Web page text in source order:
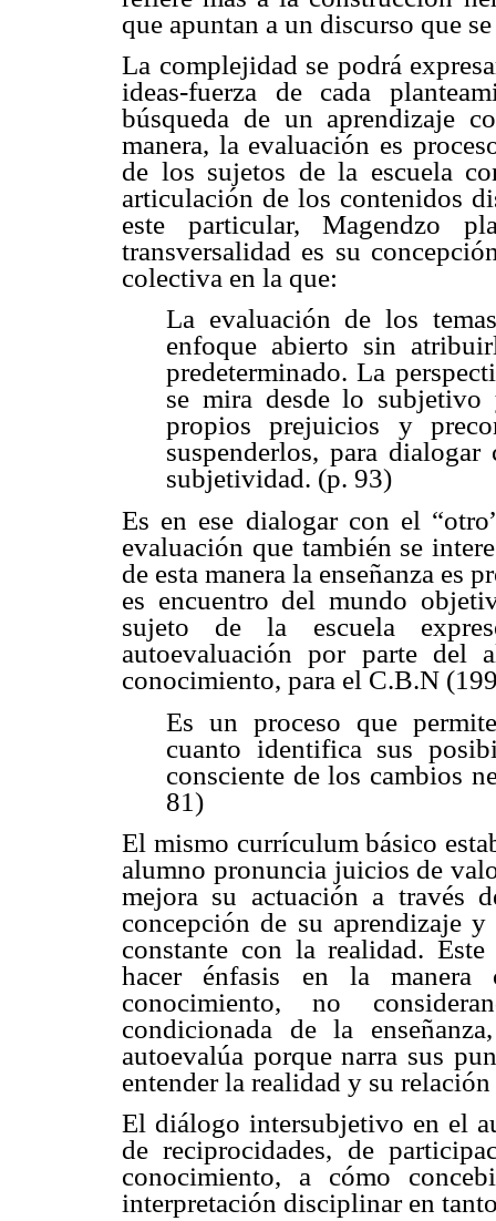
que apuntan a un discurso que
La complejidad se podrá
ideas-fuerza de cada
búsqueda de un aprendizaje
manera, la evaluación es
de los sujetos de la escuela
articulación de los contenidos
este particular, Magendzo
transversalidad es su
colectiva en la que:
La evaluación de los
enfoque abierto sin
predeterminado. La
se mira desde lo
propios prejuicios y
suspenderlos, para
subjetividad. (p. 93)
Es en ese dialogar con el
evaluación que también se
de esta manera la enseñanza es
es encuentro del mundo
sujeto de la escuela
autoevaluación por parte del
conocimiento, para el C.B.N
Es un proceso que
cuanto identifica sus
consciente de los cambios
81)
El mismo currículum básico
alumno pronuncia juicios de
mejora su actuación a través
concepción de su aprendizaje
constante con la realidad.
hacer énfasis en la
conocimiento, no
condicionada de la
autoevalúa porque narra sus
entender la realidad y su
El diálogo intersubjetivo en el
de reciprocidades, de
conocimiento, a cómo
interpretación disciplinar en